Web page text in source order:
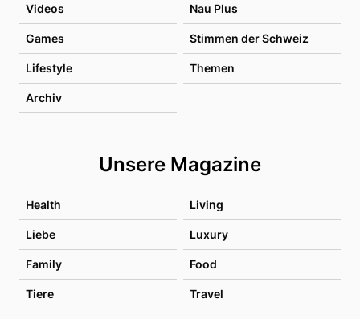
Videos Nau Plus
Games Stimmen der Schweiz
Lifestyle Themen
Archiv
Unsere Magazine
Health Living
Liebe Luxury
Family Food
Tiere Travel